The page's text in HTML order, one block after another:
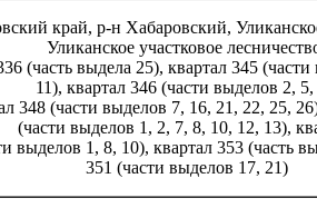
край, р-н Хабаровский,
Уликанское участковое
(часть выдела 25), квартал 345
11), квартал 346 (части выделов 2, 5,
348 (части выделов 7, 16, 21, 22, 25,
(части выделов 1, 2, 7, 8, 10, 12, 13),
выделов 1, 8, 10), квартал 353 (часть
351 (части выделов 17, 21)